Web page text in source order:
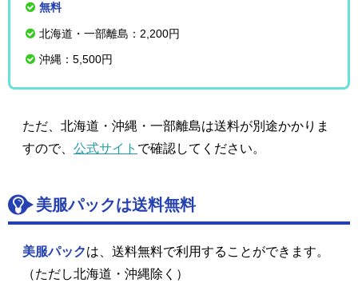
無料
北海道・一部離島：2,200円
沖縄：5,500円
ただ、北海道・沖縄・一部離島は送料が別途かかりま
すので、 公式サイト で確認してください。
美服パックは送料無料
美服パックは、送料無料で利用することができます。
（ただし北海道・沖縄除く）